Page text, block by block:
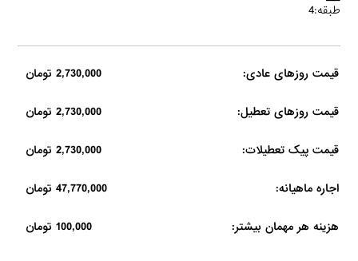
طبقه:4
قیمت روزهای عادی: 2,730,000 تومان
قیمت روزهای تعطیل: 2,730,000 تومان
قیمت پیک تعطیلات: 2,730,000 تومان
اجاره ماهیانه: 47,770,000 تومان
هزینه هر مهمان بیشتر: 100,000 تومان